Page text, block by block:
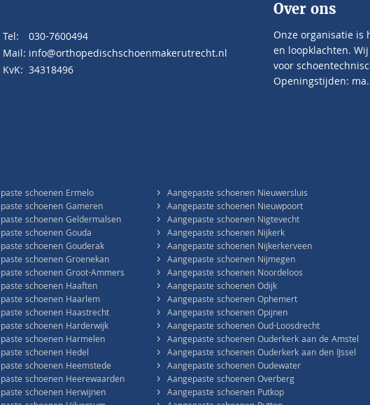
Tel:
030-7600494
Mail: info@orthopedischschoenmakerutrecht.nl
KvK: 34318496
Over ons
Onze organisatie is
en loopklachten.
voor
Openingstijden:
schoenen Ermelo
schoenen Gameren
schoenen Geldermalsen
schoenen Gouda
schoenen Gouderak
schoenen Groenekan
schoenen Groot-Ammers
schoenen Haaften
schoenen Haarlem
schoenen Haastrecht
schoenen Harderwijk
schoenen Harmelen
schoenen Hedel
schoenen Heemstede
schoenen Heerewaarden
schoenen Herwijnen
› Aangepaste schoenen Nieuwersluis
› Aangepaste schoenen Nieuwpoort
› Aangepaste schoenen Nigtevecht
› Aangepaste schoenen Nijkerk
› Aangepaste schoenen Nijkerkerveen
› Aangepaste schoenen Nijmegen
› Aangepaste schoenen Noordeloos
› Aangepaste schoenen Odijk
› Aangepaste schoenen Ophemert
› Aangepaste schoenen Opijnen
› Aangepaste schoenen Oud-Loosdrecht
› Aangepaste schoenen Ouderkerk aan de Amstel
› Aangepaste schoenen Ouderkerk aan den IJssel
› Aangepaste schoenen Oudewater
› Aangepaste schoenen Overberg
› Aangepaste schoenen Putkop